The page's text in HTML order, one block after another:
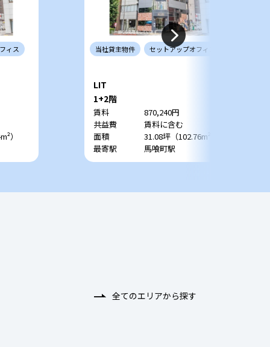
ィス
）
当社貸主物件 セットアップオフィス
LIT
1+2階
賃料
870,240円
共益費
賃料に含む
面積
31.08坪（102.76m²）
最寄駅
馬喰町駅
全てのエリアから探す